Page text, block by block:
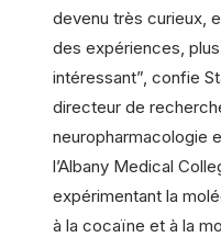
devenu très curieux,
des expériences,
intéressant”, confie
directeur de
neuropharmacologie
l’Albany Medical
expérimentant la
à la cocaïne et à la